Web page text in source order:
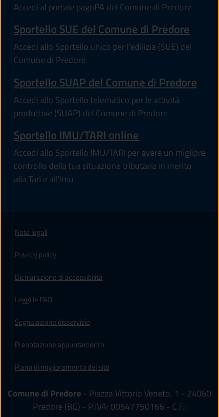
Accedi al portale pagoPA del Comune di Predore
Sportello SUE del Comune di Predore
Accedi allo Sportello unico per l'edilizia (SUE) del
Comune di Predore
Sportello SUAP del Comune di Predore
Accedi allo Sportello telematico per le attività
produttive (SUAP) del Comune di Predore
Sportello IMU/TARI online
Accedi allo Sportello IMU/TARI per avere un migliore
controllo della tua situazione tributaria in merito
alla Tari e all'Imu
Note legali
Privacy policy
Dichiarazione di accessibilità
Leggi le FAQ
Segnalazione disservizio
Prenotazione appuntamento
Piano di miglioramento del sito
Comune di Predore- Piazza Vittorio Veneto, 1 - 24060
Predore (BG) - P.IVA: 00547750166 - C.F.: